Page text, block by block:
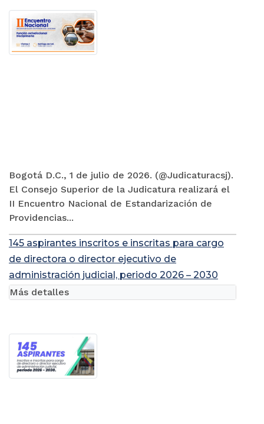
Bogotá D.C., 1 de julio de 2026. (@Judicaturacsj).
El Consejo Superior de la Judicatura realizará el
II Encuentro Nacional de Estandarización de
Providencias...
145 aspirantes inscritos e inscritas para cargo
de directora o director ejecutivo de
administración judicial, periodo 2026 – 2030
Más detalles